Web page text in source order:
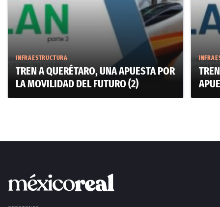
INFRAESTRUCTURA
TREN A QUERÉTARO, UNA APUESTA POR
LA MOVILIDAD DEL FUTURO (2)